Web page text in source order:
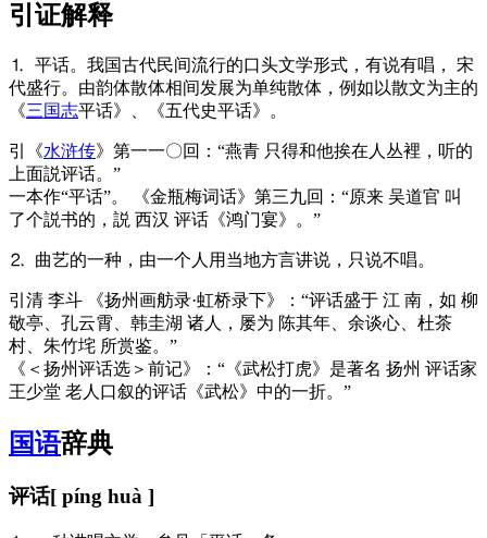
引证解释
⒈ 平话。我国古代民间流行的口头文学形式，有说有唱， 宋
代盛行。由韵体散体相间发展为单纯散体，例如以散文为主的
《三国志平话》、《五代史平话》。
引 《水浒传》第一一〇回：“燕青 只得和他挨在人丛裡，听的
上面説评话。”
一本作“平话”。 《金瓶梅词话》第三九回：“原来 吴道官 叫
了个説书的，説 西汉 评话《鸿门宴》。”
⒉ 曲艺的一种，由一个人用当地方言讲说，只说不唱。
引 清 李斗 《扬州画舫录·虹桥录下》：“评话盛于 江 南，如 柳
敬亭、孔云霄、韩圭湖 诸人，屡为 陈其年、余谈心、杜茶
村、朱竹垞 所赏鉴。”
《＜扬州评话选＞前记》：“《武松打虎》是著名 扬州 评话家
王少堂 老人口叙的评话《武松》中的一折。”
国语辞典
评话[ píng huà ]